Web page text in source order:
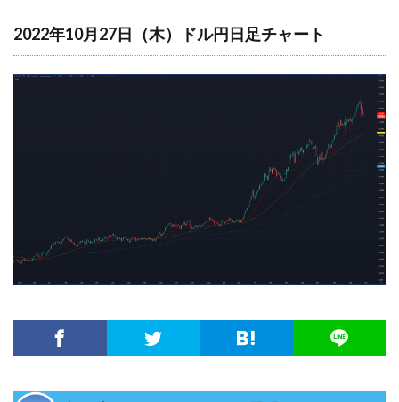
2022年10月27日（木）ドル円日足チャート